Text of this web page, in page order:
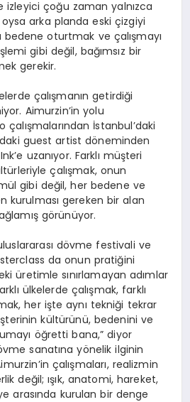
çoğu zaman yalnızca
arka planda eski çizgiyi
oturtmak ve çalışmayı
gibi değil, bağımsız bir
gerekir.
çalışmanın getirdiği
Aimurzin’in yolu
çalışmalarından İstanbul’daki
guest artist döneminden
uzanıyor. Farklı müşteri
çalışmak, onun
gibi değil, her bedene ve
kurulması gereken bir alan
görünüyor.
dövme festivali ve
da onun pratiğini
üretimle sınırlamayan adımlar
ülkelerde çalışmak, farklı
her işte aynı tekniği tekrar
kültürünü, bedenini ve
öğretti bana,” diyor
sanatına yönelik ilginin
çalışmaları, realizmin
değil; ışık, anatomi, hareket,
arasında kurulan bir denge